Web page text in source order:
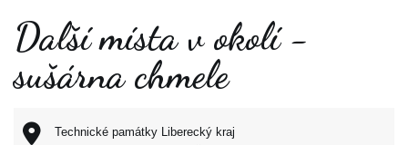
Další místa v okolí -
sušárna chmele
Technické památky Liberecký kraj